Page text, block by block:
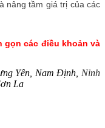
nâng tầm giá trị của các
gọn các điều khoản và
Yên Nam Định , Ninh
La